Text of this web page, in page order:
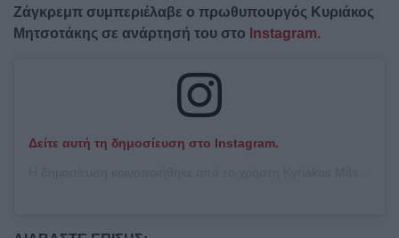
Ζάγκρεμπ συμπεριέλαβε ο πρωθυπουργός Κυριάκος
Μητσοτάκης σε ανάρτησή του στο Instagram.
Δείτε αυτή τη δημοσίευση στο Instagram.